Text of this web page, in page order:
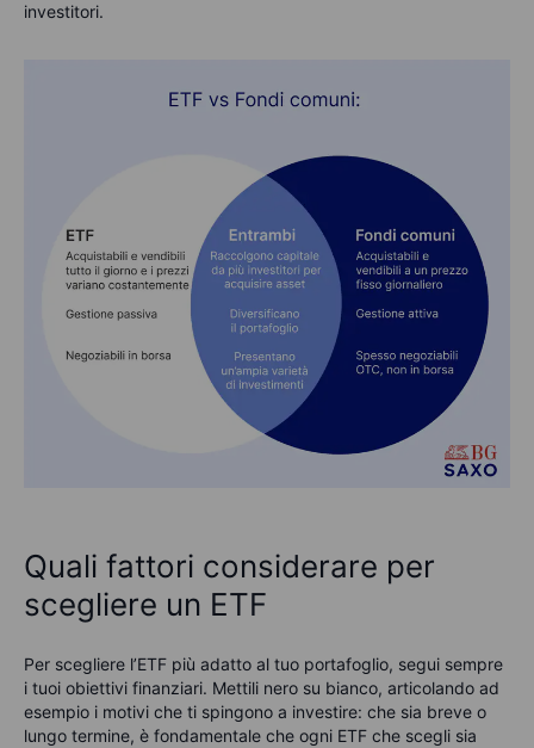
investitori.
Quali fattori considerare per
scegliere un ETF
Per scegliere l’ETF più adatto al tuo portafoglio, segui sempre
i tuoi obiettivi finanziari. Mettili nero su bianco, articolando ad
esempio i motivi che ti spingono a investire: che sia breve o
lungo termine, è fondamentale che ogni ETF che scegli sia